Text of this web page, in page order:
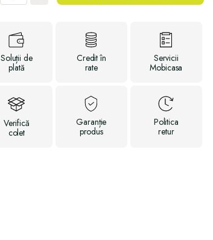
pernă
LAVANDER
Soluții de
plată
Creditîn
rate
Servicii
Mobicasa
Verifică
colet
Garanție
produs
Politica
retur